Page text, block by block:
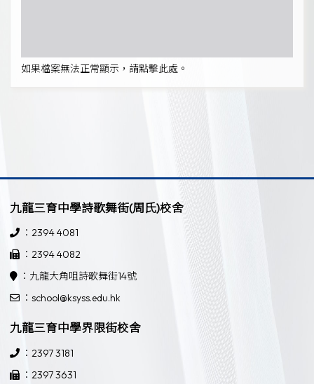
如果檔案無法正常顯示，請點擊此處。
九龍三育中學詩歌舞街(周氏)校舍
：2394 4081
：2394 4082
：九龍大角咀詩歌舞街14號
：school@ksyss.edu.hk
九龍三育中學界限街校舍
：2397 3181
：2397 3631